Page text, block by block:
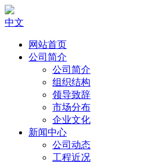
中文
网站首页
公司简介
公司简介
组织结构
领导致辞
市场分布
企业文化
新闻中心
公司动态
工程近况